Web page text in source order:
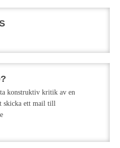
konstruktiv kritik av en
skicka ett mail till